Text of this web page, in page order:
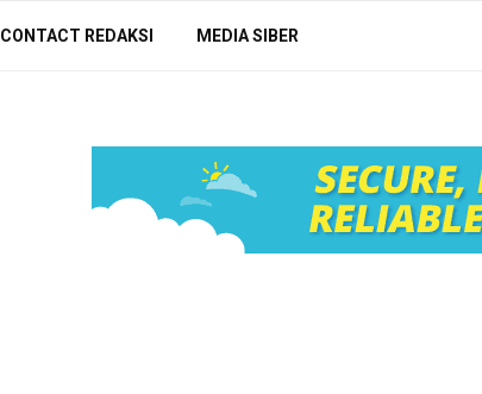
CONTACT REDAKSI MEDIA SIBER